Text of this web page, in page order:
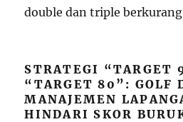
double dan triple
STRATEGI “TARGET
“TARGET 80”: GOLF
MANAJEMEN
HINDARI SKOR